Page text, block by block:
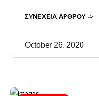
ΣΥΝΕΧΕΙΑ ΑΡΘΡΟΥ ->
October 26, 2020